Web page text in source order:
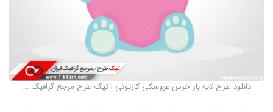
دانلود طرح لایه باز خرس عروسکی کارتونی | تیک طرح مرجع گرافیک ...